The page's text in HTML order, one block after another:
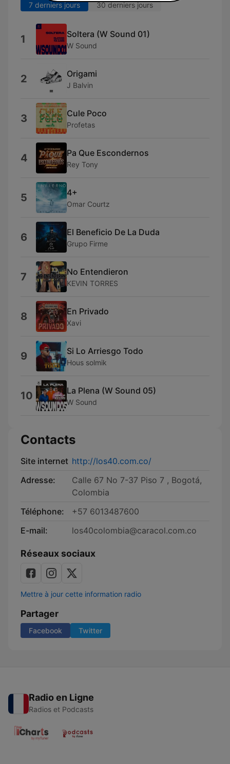
7 derniers jours 30 derniers jours
1 Soltera (W Sound 01)
W Sound
2 Origami
J Balvin
3 Cule Poco
Profetas
4 Pa Que Escondernos
Rey Tony
5 4+
Omar Courtz
6 El Beneficio De La Duda
Grupo Firme
7 No Entendieron
KEVIN TORRES
8 En Privado
Xavi
9 Si Lo Arriesgo Todo
Hous solmik
10 La Plena (W Sound 05)
W Sound
Contacts
Site internet http://los40.com.co/
Adresse:
Calle 67 No 7-37 Piso 7 , Bogotá,
Colombia
Téléphone:
+57 6013487600
E-mail:
los40colombia@caracol.com.co
Réseaux sociaux
Mettre à jour cette information radio
Partager
Facebook Twitter
Radio en Ligne
Radios et Podcasts